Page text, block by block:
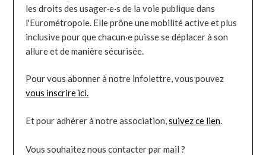
les droits des usager·e·s de la voie publique dans
l'Eurométropole. Elle prône une mobilité active et plus
inclusive pour que chacun·e puisse se déplacer à son
allure et de manière sécurisée.
Pour vous abonner à notre infolettre, vous pouvez
vous inscrire ici.
Et pour adhérer à notre association,suivez ce lien.
Vous souhaitez nous contacter par mail ?